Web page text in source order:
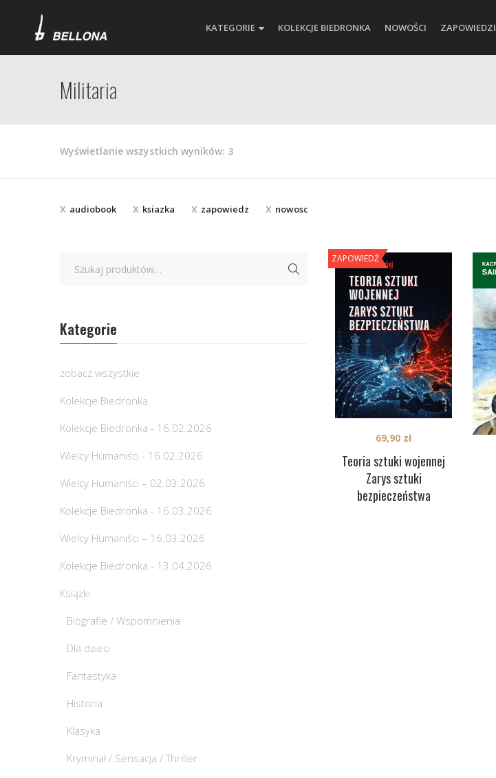
KATEGORIE KOLEKCJE BIEDRONKA NOWOŚCI ZAPOWIEDZI
Militaria
Wyświetlanie wszystkich wyników: 3Posortowane
audiobook ksiazka zapowiedz nowosc
ZAPOWIEDŹ
Teoria sztuki wojennej
Zarys sztuki
bezpieczeństwa
69,90 zł
Kategorie
zobacz wszystkie
Kolekcje Biedronka
Kolekcje Biedronka - 16.02.2026
Wielcy Humaniści - 16.02.2026
Wielcy Humaniści – 02.03.2026
Kolekcje Biedronka - 16.03.2026
Wielcy Humaniści – 16.03.2026
Kolekcje Biedronka - 13.04.2026
Książki
Biografie / Wspomnienia
Dla dzieci
Fantastyka
Historia
Klasyka
Kryminał / Sensacja / Thriller